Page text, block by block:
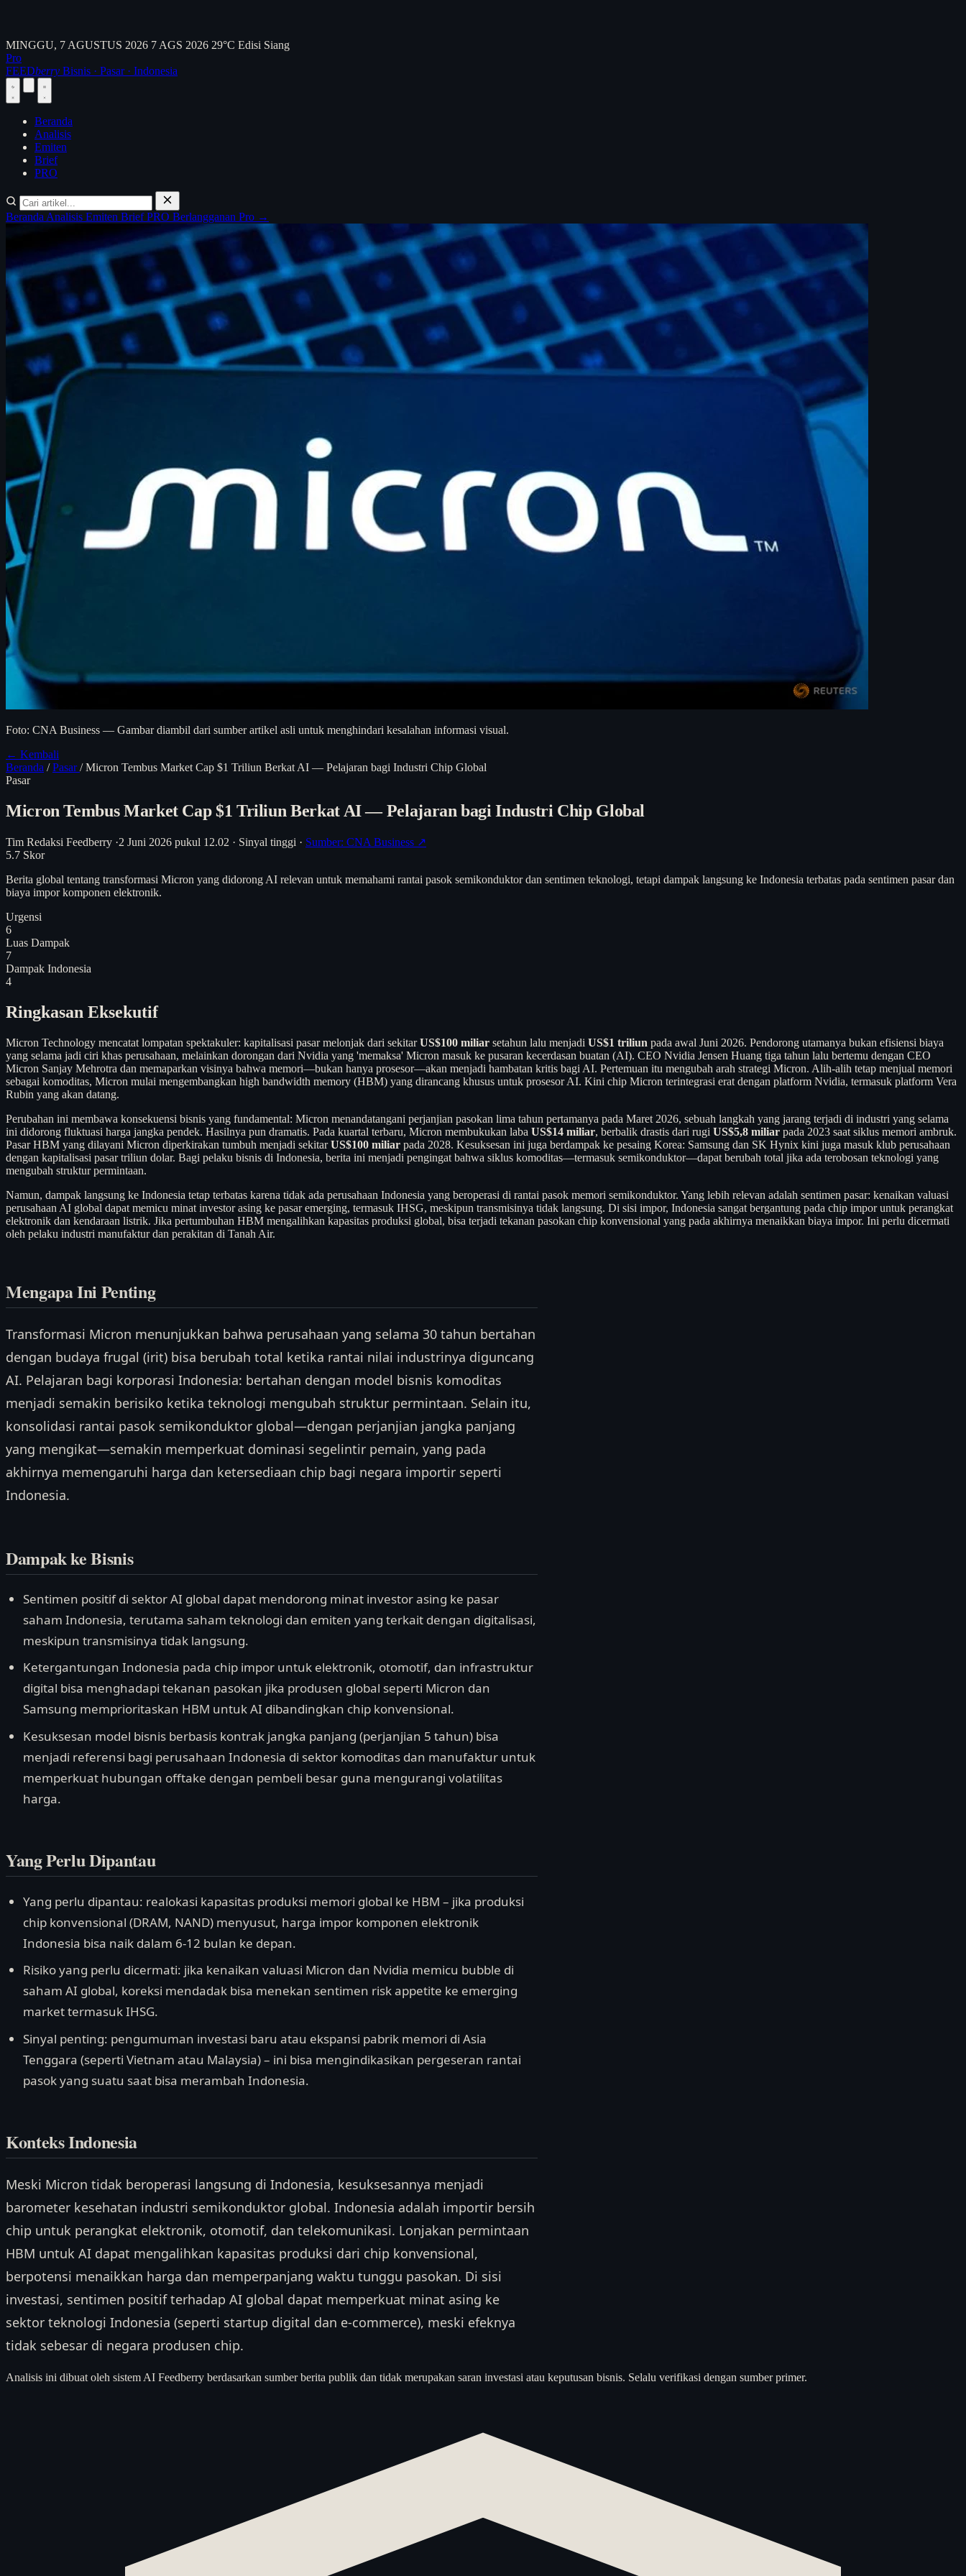
MINGGU, 7 AGUSTUS 2026 7 AGS 2026 29°C Edisi Siang
Pro
FEEDberry Bisnis · Pasar · Indonesia
Beranda
Analisis
Emiten
Brief
PRO
Beranda Analisis Emiten BriefPRO Berlangganan Pro →
Foto: CNA Business — Gambar diambil dari sumber artikel asli untuk menghindari kesalahan informasi visual.
← Kembali
Beranda / Pasar/ Micron Tembus Market Cap $1 Triliun Berkat AI — Pelajaran bagi Industri Chip Global
Pasar
Micron Tembus Market Cap $1 Triliun Berkat AI — Pelajaran bagi Industri Chip Global
Tim Redaksi Feedberry ·2 Juni 2026 pukul 12.02 · Sinyal tinggi · Sumber: CNA Business ↗
5.7 Skor
Berita global tentang transformasi Micron yang didorong AI relevan untuk memahami rantai pasok semikonduktor dan sentimen teknologi, tetapi dampak langsung ke Indonesia terbatas pada sentimen pasar dan
biaya impor komponen elektronik.
Urgensi
6
Luas Dampak
7
Dampak Indonesia
4
Ringkasan Eksekutif
Micron Technology mencatat lompatan spektakuler: kapitalisasi pasar melonjak dari sekitarUS$100 miliar setahun lalu menjadi US$1 triliun pada awal Juni 2026. Pendorong utamanya bukan efisiensi biaya
yang selama jadi ciri khas perusahaan, melainkan dorongan dari Nvidia yang 'memaksa' Micron masuk ke pusaran kecerdasan buatan (AI). CEO Nvidia Jensen Huang tiga tahun lalu bertemu dengan CEO
Micron Sanjay Mehrotra dan memaparkan visinya bahwa memori—bukan hanya prosesor—akan menjadi hambatan kritis bagi AI. Pertemuan itu mengubah arah strategi Micron. Alih-alih tetap menjual memori
sebagai komoditas, Micron mulai mengembangkan high bandwidth memory (HBM) yang dirancang khusus untuk prosesor AI. Kini chip Micron terintegrasi erat dengan platform Nvidia, termasuk platform Vera
Rubin yang akan datang.
Perubahan ini membawa konsekuensi bisnis yang fundamental: Micron menandatangani perjanjian pasokan lima tahun pertamanya pada Maret 2026, sebuah langkah yang jarang terjadi di industri yang selama
ini didorong fluktuasi harga jangka pendek. Hasilnya pun dramatis. Pada kuartal terbaru, Micron membukukan laba US$14 miliar, berbalik drastis dari rugi US$5,8 miliar pada 2023 saat siklus memori ambruk.
Pasar HBM yang dilayani Micron diperkirakan tumbuh menjadi sekitarUS$100 miliar pada 2028. Kesuksesan ini juga berdampak ke pesaing Korea: Samsung dan SK Hynix kini juga masuk klub perusahaan
dengan kapitalisasi pasar triliun dolar. Bagi pelaku bisnis di Indonesia, berita ini menjadi pengingat bahwa siklus komoditas—termasuk semikonduktor—dapat berubah total jika ada terobosan teknologi yang
mengubah struktur permintaan.
Namun, dampak langsung ke Indonesia tetap terbatas karena tidak ada perusahaan Indonesia yang beroperasi di rantai pasok memori semikonduktor. Yang lebih relevan adalah sentimen pasar: kenaikan valuasi
perusahaan AI global dapat memicu minat investor asing ke pasar emerging, termasuk IHSG, meskipun transmisinya tidak langsung. Di sisi impor, Indonesia sangat bergantung pada chip impor untuk perangkat
elektronik dan kendaraan listrik. Jika pertumbuhan HBM mengalihkan kapasitas produksi global, bisa terjadi tekanan pasokan chip konvensional yang pada akhirnya menaikkan biaya impor. Ini perlu dicermati
oleh pelaku industri manufaktur dan perakitan di Tanah Air.
Mengapa Ini Penting
Transformasi Micron menunjukkan bahwa perusahaan yang selama 30 tahun bertahan
dengan budaya frugal (irit) bisa berubah total ketika rantai nilai industrinya diguncang
AI. Pelajaran bagi korporasi Indonesia: bertahan dengan model bisnis komoditas
menjadi semakin berisiko ketika teknologi mengubah struktur permintaan. Selain itu,
konsolidasi rantai pasok semikonduktor global—dengan perjanjian jangka panjang
yang mengikat—semakin memperkuat dominasi segelintir pemain, yang pada
akhirnya memengaruhi harga dan ketersediaan chip bagi negara importir seperti
Indonesia.
Dampak ke Bisnis
Sentimen positif di sektor AI global dapat mendorong minat investor asing ke pasar
saham Indonesia, terutama saham teknologi dan emiten yang terkait dengan digitalisasi,
meskipun transmisinya tidak langsung.
Ketergantungan Indonesia pada chip impor untuk elektronik, otomotif, dan infrastruktur
digital bisa menghadapi tekanan pasokan jika produsen global seperti Micron dan
Samsung memprioritaskan HBM untuk AI dibandingkan chip konvensional.
Kesuksesan model bisnis berbasis kontrak jangka panjang (perjanjian 5 tahun) bisa
menjadi referensi bagi perusahaan Indonesia di sektor komoditas dan manufaktur untuk
memperkuat hubungan offtake dengan pembeli besar guna mengurangi volatilitas
harga.
Yang Perlu Dipantau
Yang perlu dipantau: realokasi kapasitas produksi memori global ke HBM – jika produksi
chip konvensional (DRAM, NAND) menyusut, harga impor komponen elektronik
Indonesia bisa naik dalam 6-12 bulan ke depan.
Risiko yang perlu dicermati: jika kenaikan valuasi Micron dan Nvidia memicu bubble di
saham AI global, koreksi mendadak bisa menekan sentimen risk appetite ke emerging
market termasuk IHSG.
Sinyal penting: pengumuman investasi baru atau ekspansi pabrik memori di Asia
Tenggara (seperti Vietnam atau Malaysia) – ini bisa mengindikasikan pergeseran rantai
pasok yang suatu saat bisa merambah Indonesia.
Konteks Indonesia
Meski Micron tidak beroperasi langsung di Indonesia, kesuksesannya menjadi
barometer kesehatan industri semikonduktor global. Indonesia adalah importir bersih
chip untuk perangkat elektronik, otomotif, dan telekomunikasi. Lonjakan permintaan
HBM untuk AI dapat mengalihkan kapasitas produksi dari chip konvensional,
berpotensi menaikkan harga dan memperpanjang waktu tunggu pasokan. Di sisi
investasi, sentimen positif terhadap AI global dapat memperkuat minat asing ke
sektor teknologi Indonesia (seperti startup digital dan e-commerce), meski efeknya
tidak sebesar di negara produsen chip.
Analisis ini dibuat oleh sistem AI Feedberry berdasarkan sumber berita publik dan tidak merupakan saran investasi atau keputusan bisnis. Selalu verifikasi dengan sumber primer.